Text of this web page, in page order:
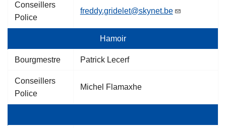
Conseillers
Police
freddy.gridelet@skynet.be
Hamoir
Bourgmestre Patrick Lecerf
Conseillers
Police
Michel Flamaxhe